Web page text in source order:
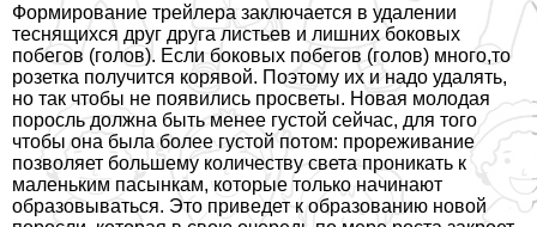
Формирование трейлера заключается в удалении
теснящихся друг друга листьев и лишних боковых
побегов (голов). Если боковых побегов (голов) много,то
розетка получится корявой. Поэтому их и надо удалять,
но так чтобы не появились просветы. Новая молодая
поросль должна быть менее густой сейчас, для того
чтобы она была более густой потом: прореживание
позволяет большему количеству света проникать к
маленьким пасынкам, которые только начинают
образовываться. Это приведет к образованию новой